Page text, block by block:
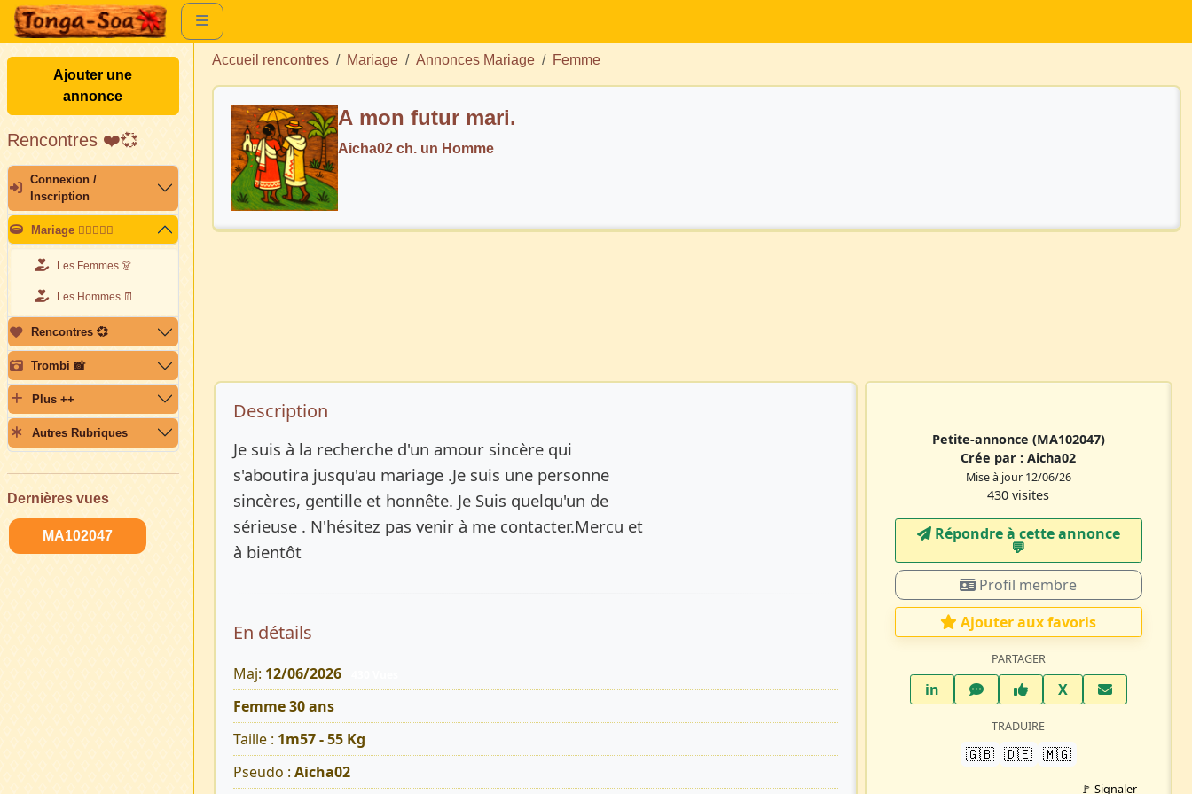
Ajouter une
annonce
Rencontres ❤️💞
Connexion /
Inscription
Mariage 👩🏽‍❤️‍👨🏽
Les Femmes 👗
Les Hommes 👖
Rencontres 💞
Trombi 📸
Plus ++
Autres Rubriques
Dernières vues
MA102047
Accueil rencontres Mariage Annonces Mariage Femme
A mon futur mari.
Aicha02 ch. un Homme
Description de l’annonce
Description
Je suis à la recherche d'un amour sincère qui
s'aboutira jusqu'au mariage .Je suis une personne
sincères, gentille et honnête. Je Suis quelqu'un de
sérieuse . N'hésitez pas venir à me contacter.Mercu et
à bientôt
En détails
Maj: 12/06/2026
Femme 30 ans
Taille : 1m57 - 55 Kg
Pseudo : Aicha02
Petite-annonce (MA102047)
Crée par :Aicha02
Mise à jour 12/06/26
430 visites
Répondre à cette annonce
💬​
Profil membre
Ajouter aux favoris
PARTAGER
inLinkedInWhatsAppFacebook
XTwitter X
TRADUIRE
🇬🇧 🇩🇪 🇲🇬
🚩 Signaler